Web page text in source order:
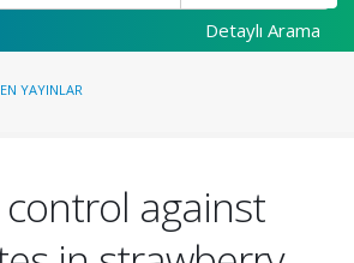
Detaylı Arama
YAYINLAR
against